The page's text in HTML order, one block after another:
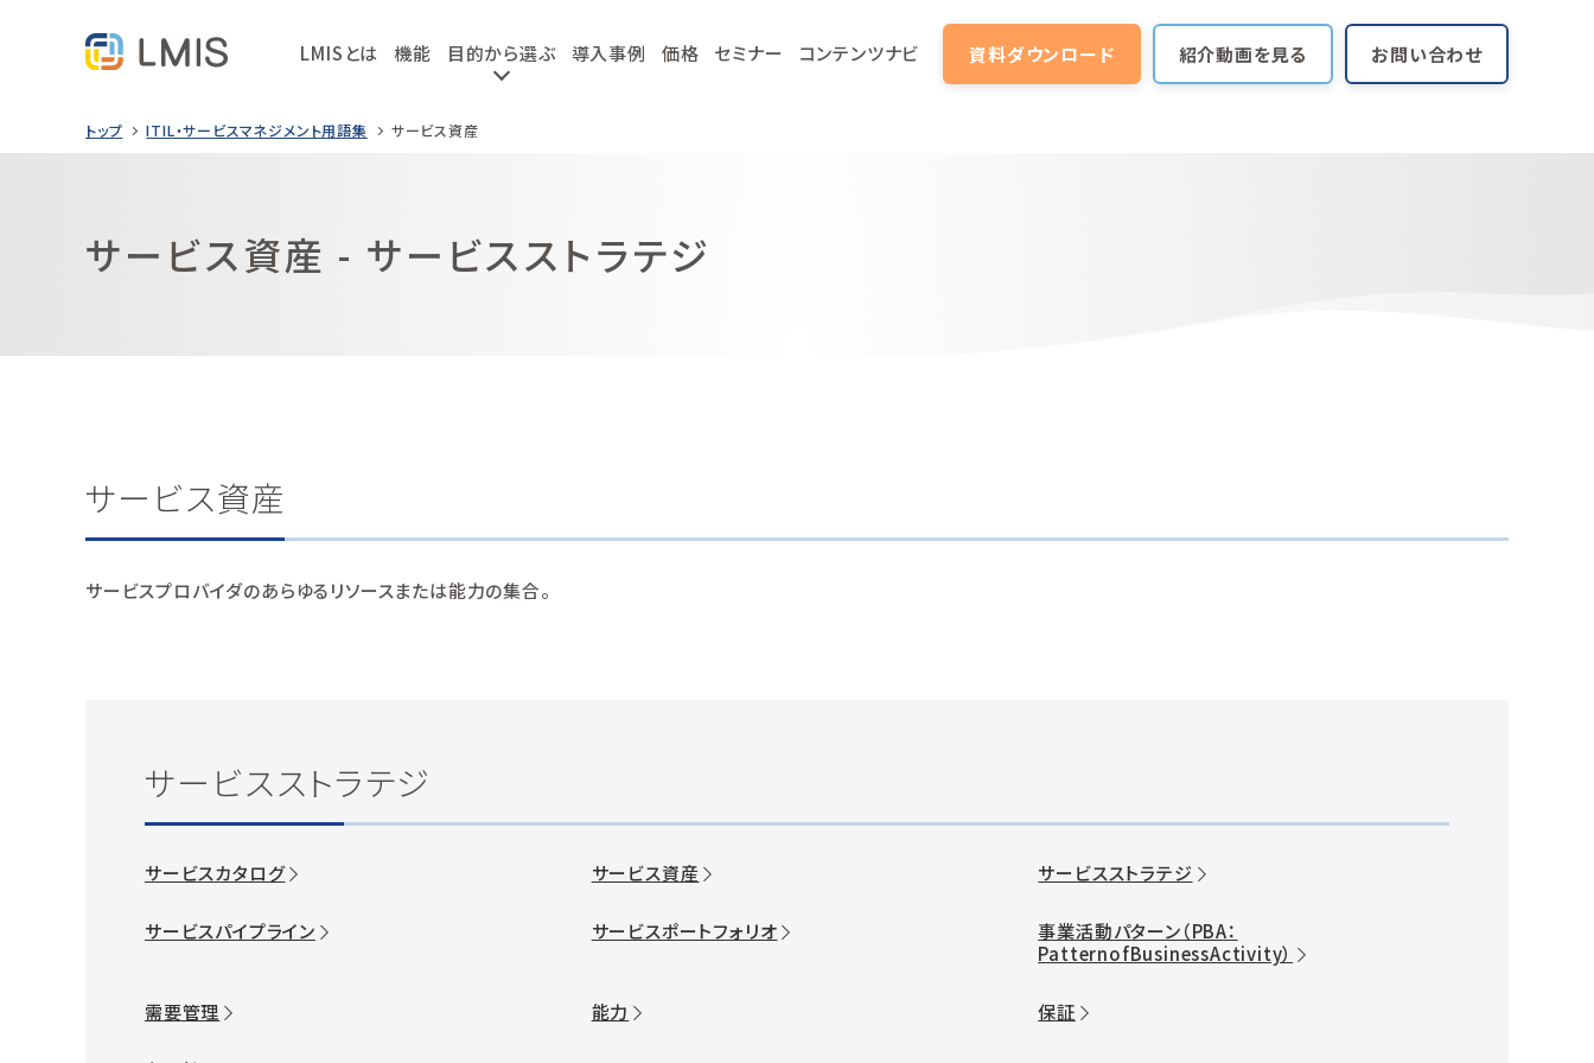
LMISとは 機能 目的から選ぶ 導入事例 価格 セミナー コンテンツナビ 資料ダウンロード 紹介動画を見る お問い合わせ
トップ ITIL・サービスマネジメント用語集 サービス資産
サービス資産 - サービスストラテジ
サービス資産
サービスプロバイダのあらゆるリソースまたは能力の集合。
サービスストラテジ
サービスカタログ サービス資産 サービスストラテジ
サービスパイプライン サービスポートフォリオ
事業活動パターン（PBA：
PatternofBusinessActivity）
需要管理 能力 保証